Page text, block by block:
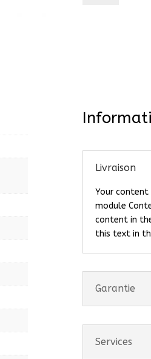
Livraison
Your content
module
content in
this text in
Garantie
Services